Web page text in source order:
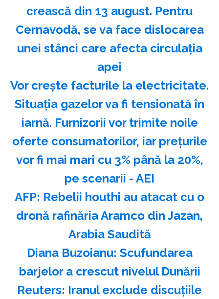
crească din 13 august. Pentru
Cernavodă, se va face dislocarea
unei stânci care afecta circulația
apei
Vor crește facturile la electricitate.
Situația gazelor va fi tensionată în
iarnă. Furnizorii vor trimite noile
oferte consumatorilor, iar prețurile
vor fi mai mari cu 3% până la 20%,
pe scenarii - AEI
AFP: Rebelii houthi au atacat cu o
dronă rafinăria Aramco din Jazan,
Arabia Saudită
Diana Buzoianu: Scufundarea
barjelor a crescut nivelul Dunării
Reuters: Iranul exclude discuţiile